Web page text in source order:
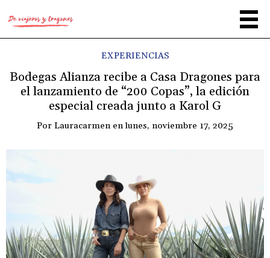
EXPERIENCIAS
Bodegas Alianza recibe a Casa Dragones para
el lanzamiento de “200 Copas”, la edición
especial creada junto a Karol G
Por Lauracarmen enlunes, noviembre 17, 2025